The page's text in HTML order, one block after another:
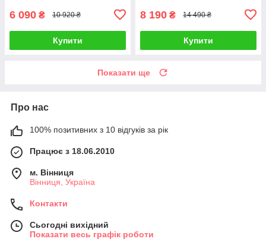
6 090 ₴ 10 920 ₴
Купити
8 190 ₴ 14 490 ₴
Купити
Показати ще
Про нас
100% позитивних з 10 відгуків за рік
Працює з 18.06.2010
м. Вінниця
Вінниця, Україна
Контакти
Сьогодні вихідний
Показати весь графік роботи